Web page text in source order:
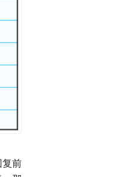
复前